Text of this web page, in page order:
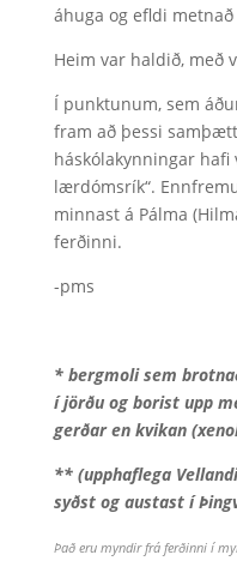
áhuga og efldi
Heim var haldið, með
Í punktunum, sem
fram að þessi
háskólakynningar hafi
lærdómsrík“.
minnast á Pálma
ferðinni.
-pms
* bergmoli sem
í jörðu og borist upp
gerðar en kvikan
** (upphaflega
syðst og austast í
Það eru myndir frá ferðinni í